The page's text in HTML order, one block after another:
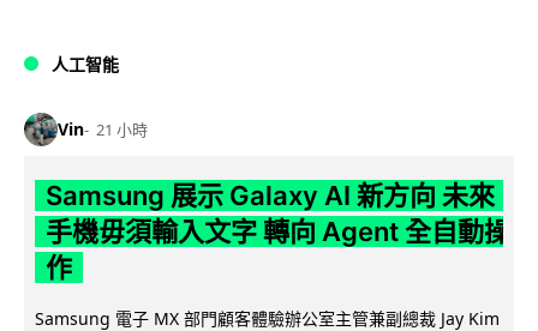
人工智能
Vin 21 小時
Samsung 展示 Galaxy AI 新方向 未來
手機毋須輸入文字 轉向 Agent 全自動操
作
Samsung 電子 MX 部門顧客體驗辦公室主管兼副總裁 Jay Kim